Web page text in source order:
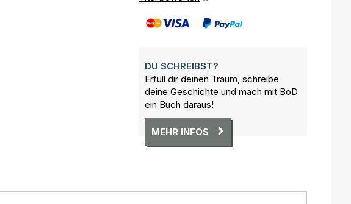
DU SCHREIBST?
Erfüll dir deinen Traum, schreibe
deine Geschichte und mach mit BoD
ein Buch daraus!
MEHR INFOS